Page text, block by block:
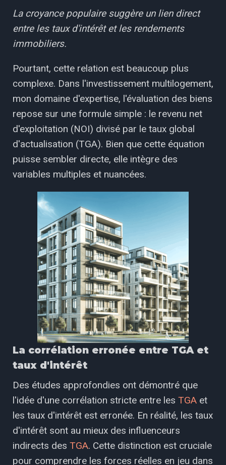
La croyance populaire suggère un lien direct
entre les taux d'intérêt et les rendements
immobiliers.
Pourtant, cette relation est beaucoup plus
complexe. Dans l'investissement multilogement,
mon domaine d'expertise, l'évaluation des biens
repose sur une formule simple : le revenu net
d'exploitation (NOI) divisé par le taux global
d'actualisation (TGA). Bien que cette équation
puisse sembler directe, elle intègre des
variables multiples et nuancées.
La corrélation erronée entre TGA et
taux d'intérêt
Des études approfondies ont démontré que
l'idée d'une corrélation stricte entre les TGA et
les taux d'intérêt est erronée. En réalité, les taux
d'intérêt sont au mieux des influenceurs
indirects des TGA. Cette distinction est cruciale
pour comprendre les forces réelles en jeu dans